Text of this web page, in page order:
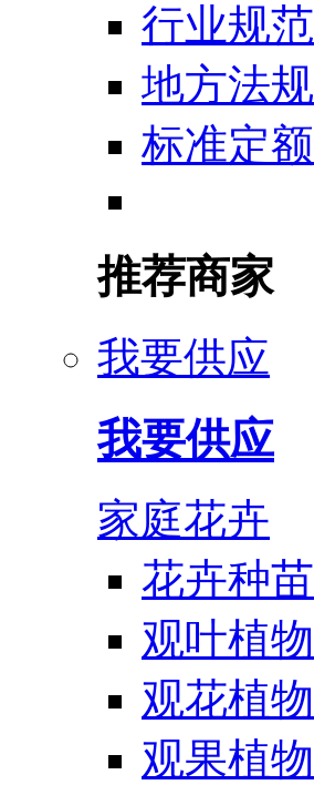
行业规范
地方法规
标准定额
推荐商家
我要供应
我要供应
家庭花卉
花卉种苗
观叶植物
观花植物
观果植物